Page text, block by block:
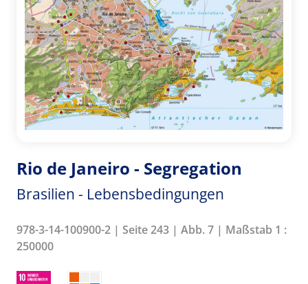
Rio de Janeiro - Segregation
Brasilien - Lebensbedingungen
978-3-14-100900-2 | Seite 243 | Abb. 7 | Maßstab 1 :
250000